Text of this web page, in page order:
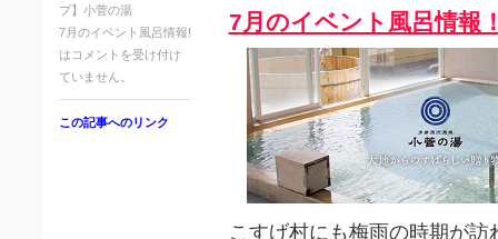
プ】小菅の湯
7月のイベント風呂情報!
は コメントを受け付け
ていません。
この記事へのリンク
7月のイベント風呂情報
こすげ村にも梅雨の時期が訪